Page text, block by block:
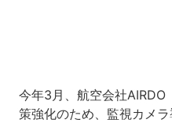
今年3月、航空会社AIRDO
策強化のため、監視カメ